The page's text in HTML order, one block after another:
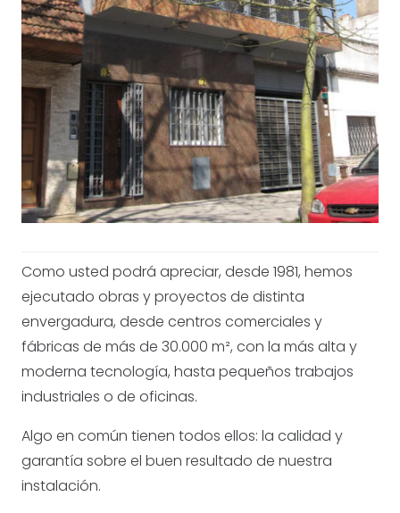
Como usted podrá apreciar, desde 1981, hemos
ejecutado obras y proyectos de distinta
envergadura, desde centros comerciales y
fábricas de más de 30.000 m², con la más alta y
moderna tecnología, hasta pequeños trabajos
industriales o de oficinas.
Algo en común tienen todos ellos: la calidad y
garantía sobre el buen resultado de nuestra
instalación.